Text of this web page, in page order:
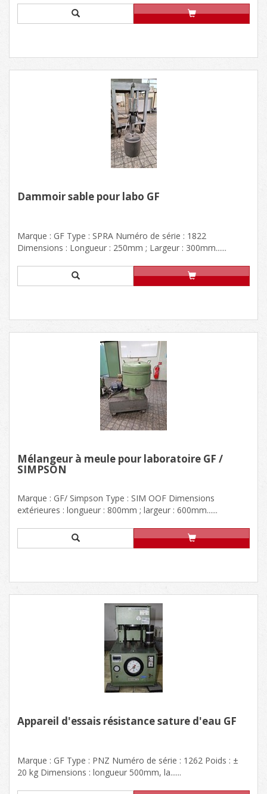
Dammoir sable pour labo GF
Marque : GF Type : SPRA Numéro de série : 1822
Dimensions : Longueur : 250mm ; Largeur : 300mm......
Mélangeur à meule pour laboratoire GF /
SIMPSON
Marque : GF/ Simpson Type : SIM OOF Dimensions
extérieures : longueur : 800mm ; largeur : 600mm......
Appareil d'essais résistance sature d'eau GF
Marque : GF Type : PNZ Numéro de série : 1262 Poids : ±
20 kg Dimensions : longueur 500mm, la......